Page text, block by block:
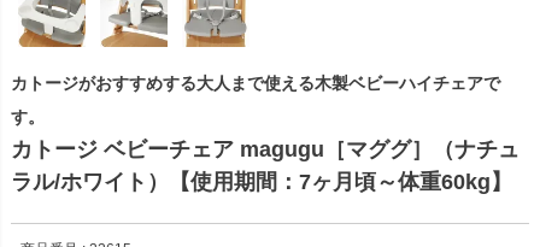
カトージがおすすめする大人まで使える木製ベビーハイチェアで
す。
カトージ ベビーチェア magugu［マググ］（ナチュ
ラル/ホワイト）【使用期間：7ヶ月頃～体重60kg】